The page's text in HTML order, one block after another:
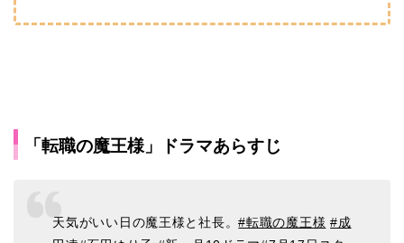
「転職の魔王様」ドラマあらすじ
天気がいい日の魔王様と社長。#転職の魔王様 #成